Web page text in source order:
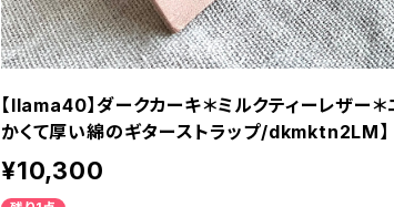
【llama40】ダークカーキ＊ミルクティーレザー
かくて厚い綿のギターストラップ/dkmktn2LM
¥10,300